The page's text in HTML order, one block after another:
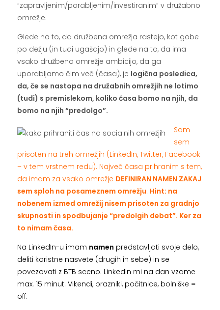
“zapravljenim/porabljenim/investiranim” v družabno
omrežje.
Glede na to, da družbena omrežja rastejo, kot gobe
po dežju (in tudi ugašajo) in glede na to, da ima
vsako družbeno omrežje ambicijo, da ga
uporabljamo čim več (časa), je logična posledica,
da, če se nastopa na družabnih omrežjih ne lotimo
(tudi) s premislekom, koliko časa bomo na njih, da
bomo na njih “predolgo”.
Sam
sem
prisoten na treh omrežjih (LinkedIn, Twitter, Facebook
– v tem vrstnem redu). Največ časa prihranim s tem,
da imam za vsako omrežje DEFINIRAN NAMEN ZAKAJ
sem sploh na posameznem omrežju. Hint: na
nobenem izmed omrežij nisem prisoten za gradnjo
skupnosti in spodbujanje “predolgih debat”. Ker za
to nimam časa.
Na LinkedIn-u imam namen predstavljati svoje delo,
deliti koristne nasvete (drugih in sebe) in se
povezovati z BTB sceno. LinkedIn mi na dan vzame
max. 15 minut. Vikendi, prazniki, počitnice, bolniške =
off.